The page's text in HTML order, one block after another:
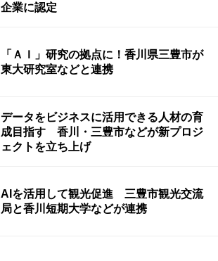
企業に認定
「ＡＩ」研究の拠点に！香川県三豊市が
東大研究室などと連携
データをビジネスに活用できる人材の育
成目指す 香川・三豊市などが新プロジ
ェクトを立ち上げ
AIを活用して観光促進 三豊市観光交流
局と香川短期大学などが連携